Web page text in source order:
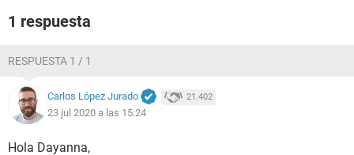
1 respuesta
RESPUESTA 1 / 1
Carlos López Jurado 21.402
23 jul 2020 a las 15:24
Hola Dayanna,